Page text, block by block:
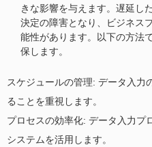
きな影響を与えます。遅延し
決定の障害となり、ビジネス
能性があります。以下の方法
保します。
スケジュールの管理: データ入力
ることを重視します。
プロセスの効率化: データ入力プ
システムを活用します。